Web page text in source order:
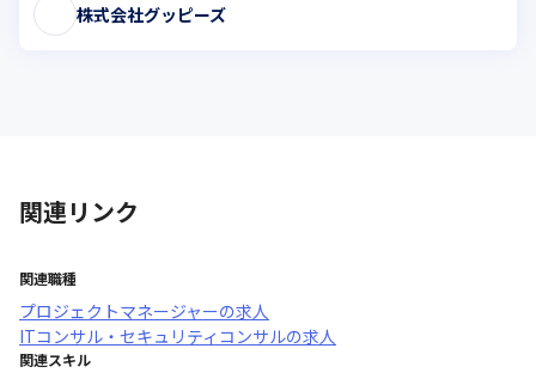
株式会社グッピーズ
関連リンク
関連職種
プロジェクトマネージャーの求人
ITコンサル・セキュリティコンサルの求人
関連スキル